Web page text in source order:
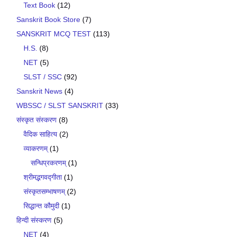
Text Book (12)
Sanskrit Book Store (7)
SANSKRIT MCQ TEST (113)
H.S. (8)
NET (5)
SLST / SSC (92)
Sanskrit News (4)
WBSSC / SLST SANSKRIT (33)
संस्कृत संस्करण (8)
वैदिक साहित्य (2)
व्याकरणम्(1)
सन्धिप्रकरणम्(1)
श्रीमद्भगवद्गीता(1)
संस्कृतसम्भाषणम्(2)
सिद्धान्त कौमुदी(1)
हिन्दी संस्करण (5)
NET (4)